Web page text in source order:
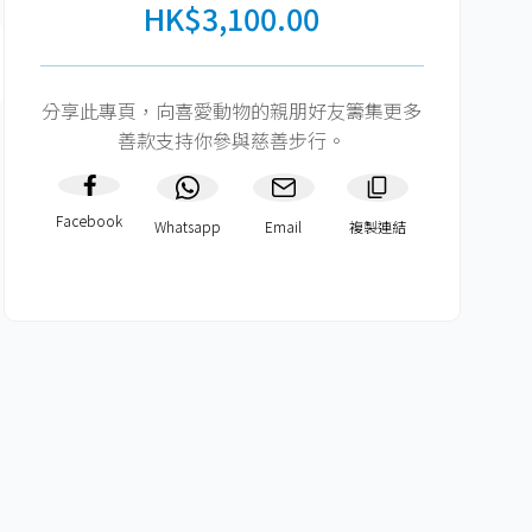
HK$3,100.00
分享此專頁，向喜愛動物的親朋好友籌集更多
善款支持你參與慈善步行。
Facebook Whatsapp Email 複製連結​